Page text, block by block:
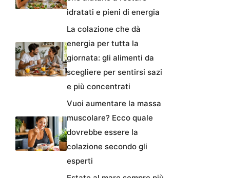
idratati e pieni di energia
La colazione che dà
energia per tutta la
giornata: gli alimenti da
scegliere per sentirsi sazi
e più concentrati
Vuoi aumentare la massa
muscolare? Ecco quale
dovrebbe essere la
colazione secondo gli
esperti